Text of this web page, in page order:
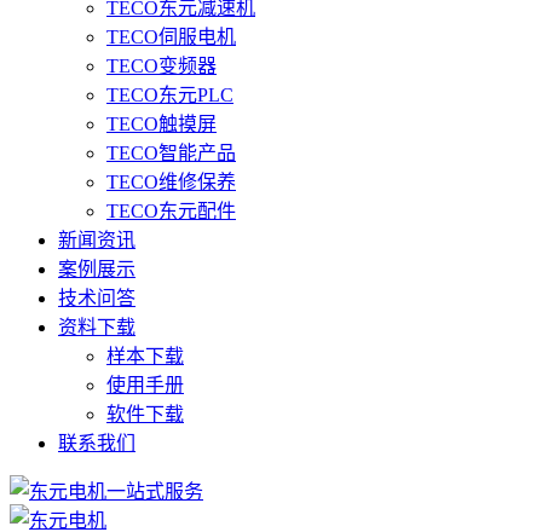
TECO东元减速机
TECO伺服电机
TECO变频器
TECO东元PLC
TECO触摸屏
TECO智能产品
TECO维修保养
TECO东元配件
新闻资讯
案例展示
技术问答
资料下载
样本下载
使用手册
软件下载
联系我们